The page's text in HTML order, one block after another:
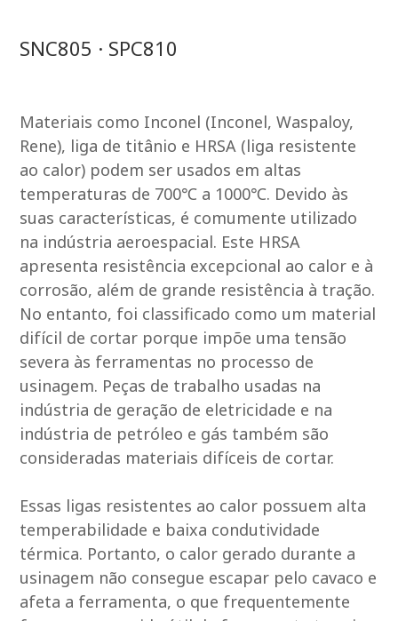
SNC805 · SPC810
Materiais como Inconel (Inconel, Waspaloy,
Rene), liga de titânio e HRSA (liga resistente
ao calor) podem ser usados ​​em altas
temperaturas de 700℃ a 1000℃. Devido às
suas características, é comumente utilizado
na indústria aeroespacial. Este HRSA
apresenta resistência excepcional ao calor e à
corrosão, além de grande resistência à tração.
No entanto, foi classificado como um material
difícil de cortar porque impõe uma tensão
severa às ferramentas no processo de
usinagem. Peças de trabalho usadas na
indústria de geração de eletricidade e na
indústria de petróleo e gás também são
consideradas materiais difíceis de cortar.
Essas ligas resistentes ao calor possuem alta
temperabilidade e baixa condutividade
térmica. Portanto, o calor gerado durante a
usinagem não consegue escapar pelo cavaco e
afeta a ferramenta, o que frequentemente